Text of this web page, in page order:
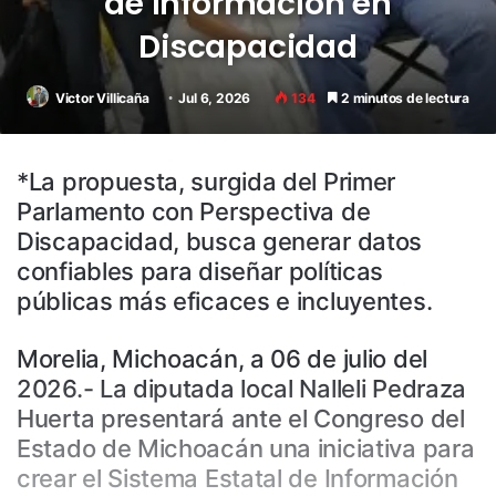
Discapacidad
Victor Villicaña Jul 6, 2026 134 2 minutos de lectura
*La propuesta, surgida del Primer
Parlamento con Perspectiva de
Discapacidad, busca generar datos
confiables para diseñar políticas
públicas más eficaces e incluyentes.
Morelia, Michoacán, a 06 de julio del
2026.- La diputada local Nalleli Pedraza
Huerta presentará ante el Congreso del
Estado de Michoacán una iniciativa para
crear el Sistema Estatal de Información